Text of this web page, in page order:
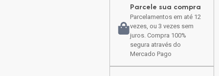
Parcele sua compra
Parcelamentos em até 12
vezes, ou 3 vezes sem
juros. Compra 100%
segura através do
Mercado Pago